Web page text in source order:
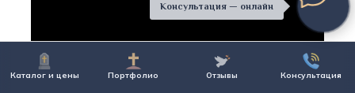
Каталог и цены Портфолио Отзывы Консультация
Консультация — онлайн